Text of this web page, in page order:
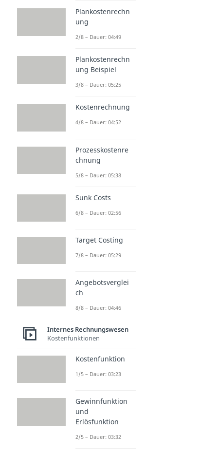
Plankostenrechn
ung
2/8 – Dauer: 04:49
Plankostenrechn
ung Beispiel
3/8 – Dauer: 05:25
Kostenrechnung
4/8 – Dauer: 04:52
Prozesskostenre
chnung
5/8 – Dauer: 05:38
Sunk Costs
6/8 – Dauer: 02:56
Target Costing
7/8 – Dauer: 05:29
Angebotsverglei
ch
8/8 – Dauer: 04:46
Internes Rechnungswesen
Kostenfunktionen
Kostenfunktion
1/5 – Dauer: 03:23
Gewinnfunktion
und
Erlösfunktion
2/5 – Dauer: 03:32